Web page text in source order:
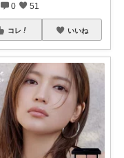
0 51
コレ いいね